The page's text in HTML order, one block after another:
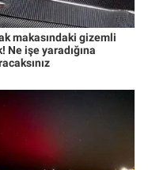
makasındaki gizemli
Ne işe yaradığına